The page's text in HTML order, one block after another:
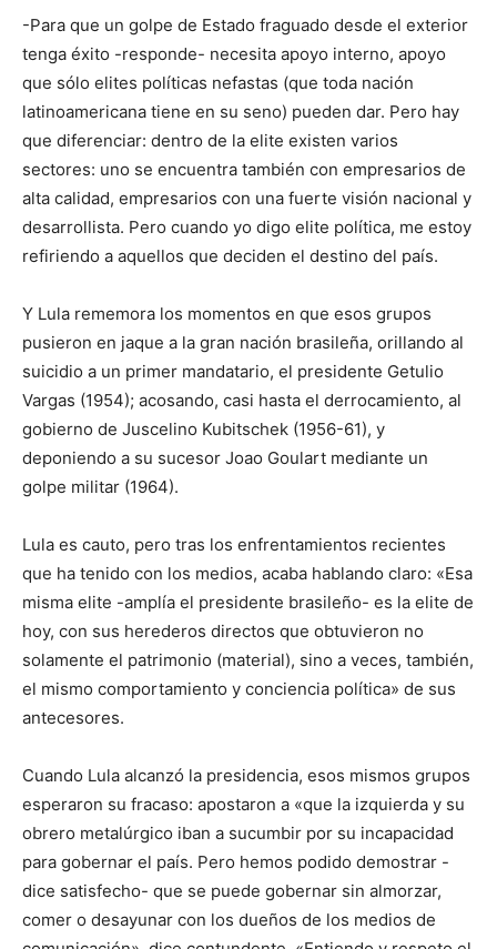
-Para que un golpe de Estado fraguado desde el exterior
tenga éxito -responde- necesita apoyo interno, apoyo
que sólo elites políticas nefastas (que toda nación
latinoamericana tiene en su seno) pueden dar. Pero hay
que diferenciar: dentro de la elite existen varios
sectores: uno se encuentra también con empresarios de
alta calidad, empresarios con una fuerte visión nacional y
desarrollista. Pero cuando yo digo elite política, me estoy
refiriendo a aquellos que deciden el destino del país.
Y Lula rememora los momentos en que esos grupos
pusieron en jaque a la gran nación brasileña, orillando al
suicidio a un primer mandatario, el presidente Getulio
Vargas (1954); acosando, casi hasta el derrocamiento, al
gobierno de Juscelino Kubitschek (1956-61), y
deponiendo a su sucesor Joao Goulart mediante un
golpe militar (1964).
Lula es cauto, pero tras los enfrentamientos recientes
que ha tenido con los medios, acaba hablando claro: «Esa
misma elite -amplía el presidente brasileño- es la elite de
hoy, con sus herederos directos que obtuvieron no
solamente el patrimonio (material), sino a veces, también,
el mismo comportamiento y conciencia política» de sus
antecesores.
Cuando Lula alcanzó la presidencia, esos mismos grupos
esperaron su fracaso: apostaron a «que la izquierda y su
obrero metalúrgico iban a sucumbir por su incapacidad
para gobernar el país. Pero hemos podido demostrar -
dice satisfecho- que se puede gobernar sin almorzar,
comer o desayunar con los dueños de los medios de